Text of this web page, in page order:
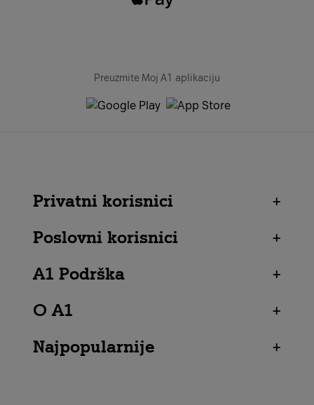
Preuzmite Moj A1 aplikaciju
Privatni korisnici
+
Poslovni korisnici
+
A1 Podrška
+
O A1
+
Najpopularnije
+